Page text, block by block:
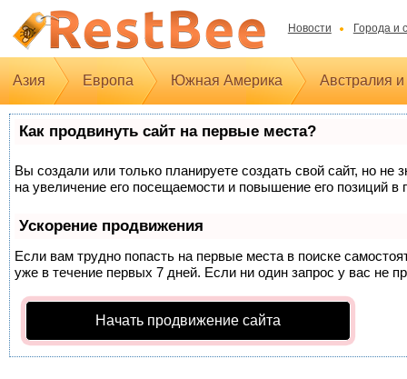
Новости Города и
Азия Европа Южная Америка Австралия
Как продвинуть сайт на первые места?
Вы создали или только планируете создать свой сайт, но
на увеличение его посещаемости и повышение его позиций в
Ускорение продвижения
Если вам трудно попасть на первые места в поиске
уже в течение первых 7 дней. Если ни один запрос у вас не
Начать продвижение сайта